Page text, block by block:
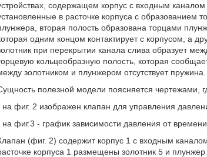
содержащем корпус с входным
в расточке корпуса с образованием
вторая полость образована торцами
одним концом контактирует с корпусом, а
при перекрытии канала слива образует
кольцеобразную полость, которая
золотником и плунжером отсутствует пружина.
полезной модели поясняется чертежами,
на фиг. 2 изображен клапан для управления
на фиг.3 - график зависимости давления от времени.
(фиг. 2) содержит корпус 1 с входным
корпуса 1 размещены золотник 5 и